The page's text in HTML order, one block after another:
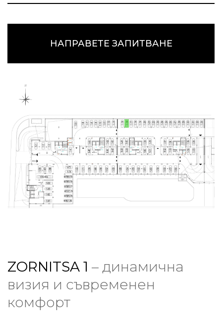
НАПРАВЕТЕ ЗАПИТВАНЕ
ZORNITSA 1 – динамична
визия и съвременен
комфорт